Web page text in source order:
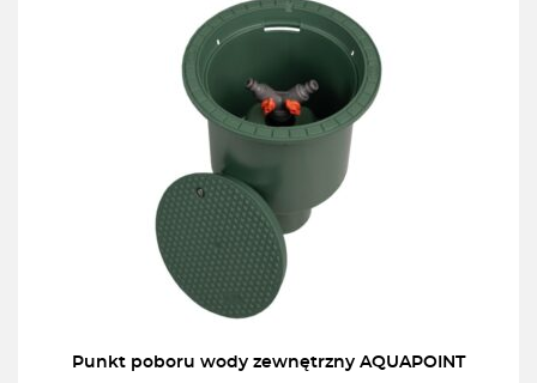
Punkt poboru wody zewnętrzny AQUAPOINT